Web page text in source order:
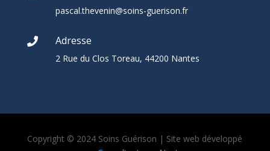
pascal.thevenin@soins-guerison.fr
 Adresse
2 Rue du Clos Toreau, 44200 Nantes
Copyright © 2024 Soins Guérison | Site web développé